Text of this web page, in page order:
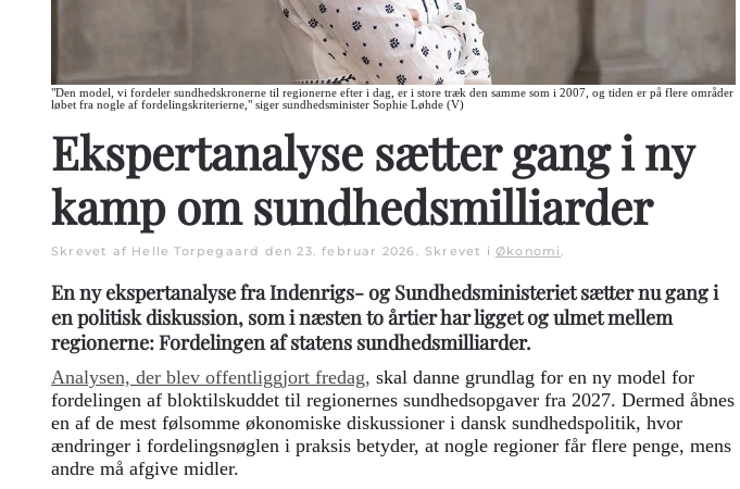
"Den model, vi fordeler sundhedskronerne til regionerne efter i dag, er i store træk den samme som i 2007, og tiden er på flere områder
løbet fra nogle af fordelingskriterierne," siger sundhedsminister Sophie Løhde (V)
Ekspertanalyse sætter gang i ny
kamp om sundhedsmilliarder
Skrevet af Helle Torpegaard den23. februar 2026 . Skrevet iØkonomi
En ny ekspertanalyse fra Indenrigs- og Sundhedsministeriet sætter nu gang i
en politisk diskussion, som i næsten to årtier har ligget og ulmet mellem
regionerne: Fordelingen af statens sundhedsmilliarder.
Analysen, der blev offentliggjort fredag, skal danne grundlag for en ny model for
fordelingen af bloktilskuddet til regionernes sundhedsopgaver fra 2027. Dermed åbnes
en af de mest følsomme økonomiske diskussioner i dansk sundhedspolitik, hvor
ændringer i fordelingsnøglen i praksis betyder, at nogle regioner får flere penge, mens
andre må afgive midler.